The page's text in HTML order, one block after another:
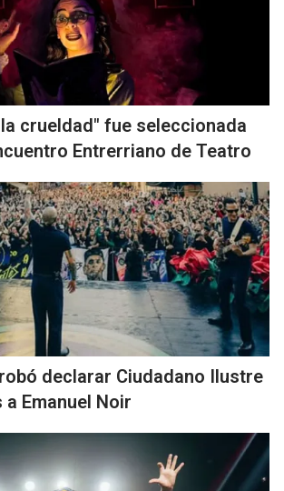
crueldad" fue seleccionada
Entrerriano de Teatro
declarar Ciudadano Ilustre
a Emanuel Noir